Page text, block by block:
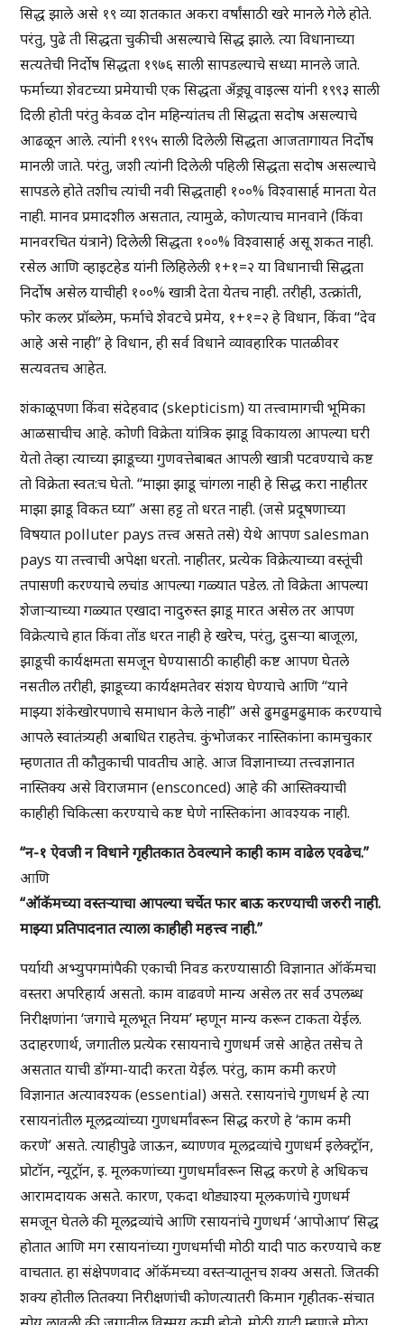
सिद्ध झाले असे १९ व्या शतकात अकरा वर्षांसाठी खरे मानले गेले होते.
परंतु, पुढे ती सिद्धता चुकीची असल्याचे सिद्ध झाले. त्या विधानाच्या
सत्यतेची निर्दोष सिद्धता १९७६ साली सापडल्याचे सध्या मानले जाते.
फर्माच्या शेवटच्या प्रमेयाची एक सिद्धता अँड्र्यू वाइल्स यांनी १९९३ साली
दिली होती परंतु केवळ दोन महिन्यांतच ती सिद्धता सदोष असल्याचे
आढळून आले. त्यांनी १९९५ साली दिलेली सिद्धता आजतागायत निर्दोष
मानली जाते. परंतु, जशी त्यांनी दिलेली पहिली सिद्धता सदोष असल्याचे
सापडले होते तशीच त्यांची नवी सिद्धताही १००% विश्वासार्ह मानता येत
नाही. मानव प्रमादशील असतात, त्यामुळे, कोणत्याच मानवाने (किंवा
मानवरचित यंत्राने) दिलेली सिद्धता १००% विश्वासार्ह असू शकत नाही.
रसेल आणि व्हाइटहेड यांनी लिहिलेली १+१=२ या विधानाची सिद्धता
निर्दोष असेल याचीही १००% खात्री देता येतच नाही. तरीही, उत्क्रांती,
फोर कलर प्रॉब्लेम, फर्माचे शेवटचे प्रमेय, १+१=२ हे विधान, किंवा “देव
आहे असे नाही” हे विधान, ही सर्व विधाने व्यावहारिक पातळीवर
सत्यवतच आहेत.
शंकाळूपणा किंवा संदेहवाद (skepticism) या तत्त्वामागची भूमिका
आळसाचीच आहे. कोणी विक्रेता यांत्रिक झाडू विकायला आपल्या घरी
येतो तेव्हा त्याच्या झाडूच्या गुणवत्तेबाबत आपली खात्री पटवण्याचे कष्ट
तो विक्रेता स्वत:च घेतो. “माझा झाडू चांगला नाही हे सिद्ध करा नाहीतर
माझा झाडू विकत घ्या” असा हट्ट तो धरत नाही. (जसे प्रदूषणाच्या
विषयात polluter pays तत्त्व असते तसे) येथे आपण salesman
pays या तत्त्वाची अपेक्षा धरतो. नाहीतर, प्रत्येक विक्रेत्याच्या वस्तूंची
तपासणी करण्याचे लचांड आपल्या गळ्यात पडेल. तो विक्रेता आपल्या
शेजार्‍याच्या गळ्यात एखादा नादुरुस्त झाडू मारत असेल तर आपण
विक्रेत्याचे हात किंवा तोंड धरत नाही हे खरेच, परंतु, दुसर्‍या बाजूला,
झाडूची कार्यक्षमता समजून घेण्यासाठी काहीही कष्ट आपण घेतले
नसतील तरीही, झाडूच्या कार्यक्षमतेवर संशय घेण्याचे आणि “याने
माझ्या शंकेखोरपणाचे समाधान केले नाही” असे ढुमढुमढुमाक करण्याचे
आपले स्वातंत्र्यही अबाधित राहतेच. कुंभोजकर नास्तिकांना कामचुकार
म्हणतात ती कौतुकाची पावतीच आहे. आज विज्ञानाच्या तत्त्वज्ञानात
नास्तिक्य असे विराजमान (ensconced) आहे की आस्तिक्याची
काहीही चिकित्सा करण्याचे कष्ट घेणे नास्तिकांना आवश्यक नाही.
“न-१ ऐवजी न विधाने गृहीतकात ठेवल्याने काही काम वाढेल एवढेच.”
आणि
“ऑकॅमच्या वस्तऱ्याचा आपल्या चर्चेत फार बाऊ करण्याची जरुरी नाही.
माझ्या प्रतिपादनात त्याला काहीही महत्त्व नाही.”
पर्यायी अभ्युपगमांपैकी एकाची निवड करण्यासाठी विज्ञानात ऑकॅमचा
वस्तरा अपरिहार्य असतो. काम वाढवणे मान्य असेल तर सर्व उपलब्ध
निरीक्षणांना ‘जगाचे मूलभूत नियम’ म्हणून मान्य करून टाकता येईल.
उदाहरणार्थ, जगातील प्रत्येक रसायनाचे गुणधर्म जसे आहेत तसेच ते
असतात याची डॉग्मा-यादी करता येईल. परंतु, काम कमी करणे
विज्ञानात अत्यावश्यक (essential) असते. रसायनांचे गुणधर्म हे त्या
रसायनांतील मूलद्रव्यांच्या गुणधर्मांवरून सिद्ध करणे हे ‘काम कमी
करणे’ असते. त्याहीपुढे जाऊन, ब्याण्णव मूलद्रव्यांचे गुणधर्म इलेक्ट्रॉन,
प्रोटॉन, न्यूट्रॉन, इ. मूलकणांच्या गुणधर्मांवरून सिद्ध करणे हे अधिकच
आरामदायक असते. कारण, एकदा थोड्याश्या मूलकणांचे गुणधर्म
समजून घेतले की मूलद्रव्यांचे आणि रसायनांचे गुणधर्म ‘आपोआप’ सिद्ध
होतात आणि मग रसायनांच्या गुणधर्माची मोठी यादी पाठ करण्याचे कष्ट
वाचतात. हा संक्षेपणवाद ऑकॅमच्या वस्तर्‍यातूनच शक्य असतो. जितकी
शक्य होतील तितक्या निरीक्षणांची कोणत्यातरी किमान गृहीतक-संचात